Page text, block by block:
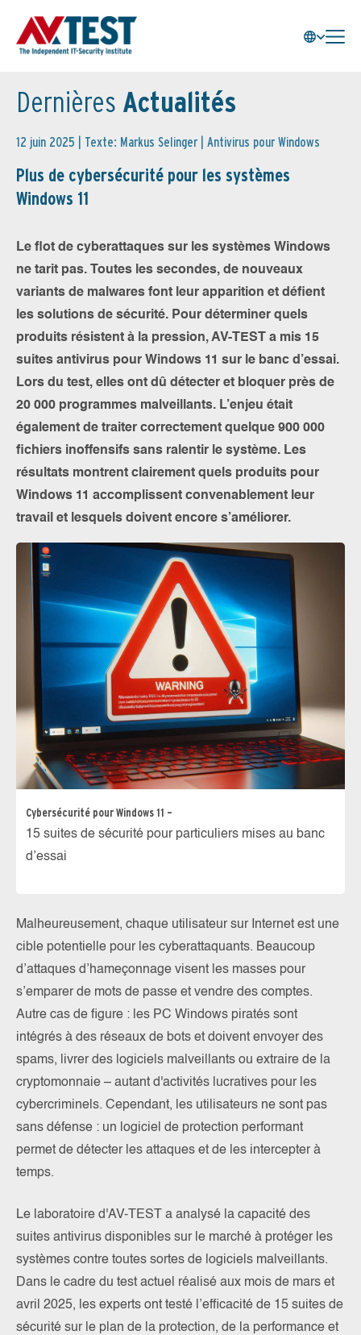
Dernières Actualités
12 juin 2025 | Texte: Markus Selinger | Antivirus pour Windows
Plus de cybersécurité pour les systèmes
Windows 11
Le flot de cyberattaques sur les systèmes Windows
ne tarit pas. Toutes les secondes, de nouveaux
variants de malwares font leur apparition et défient
les solutions de sécurité. Pour déterminer quels
produits résistent à la pression, AV-TEST a mis 15
suites antivirus pour Windows 11 sur le banc d’essai.
Lors du test, elles ont dû détecter et bloquer près de
20 000 programmes malveillants. L’enjeu était
également de traiter correctement quelque 900 000
fichiers inoffensifs sans ralentir le système. Les
résultats montrent clairement quels produits pour
Windows 11 accomplissent convenablement leur
travail et lesquels doivent encore s’améliorer.
Cybersécurité pour Windows 11 –
15 suites de sécurité pour particuliers mises au banc
d’essai
Malheureusement, chaque utilisateur sur Internet est une
cible potentielle pour les cyberattaquants. Beaucoup
d’attaques d’hameçonnage visent les masses pour
s’emparer de mots de passe et vendre des comptes.
Autre cas de figure : les PC Windows piratés sont
intégrés à des réseaux de bots et doivent envoyer des
spams, livrer des logiciels malveillants ou extraire de la
cryptomonnaie – autant d'activités lucratives pour les
cybercriminels. Cependant, les utilisateurs ne sont pas
sans défense : un logiciel de protection performant
permet de détecter les attaques et de les intercepter à
temps.
Le laboratoire d'AV-TEST a analysé la capacité des
suites antivirus disponibles sur le marché à protéger les
systèmes contre toutes sortes de logiciels malveillants.
Dans le cadre du test actuel réalisé aux mois de mars et
avril 2025, les experts ont testé l’efficacité de 15 suites de
sécurité sur le plan de la protection, de la performance et